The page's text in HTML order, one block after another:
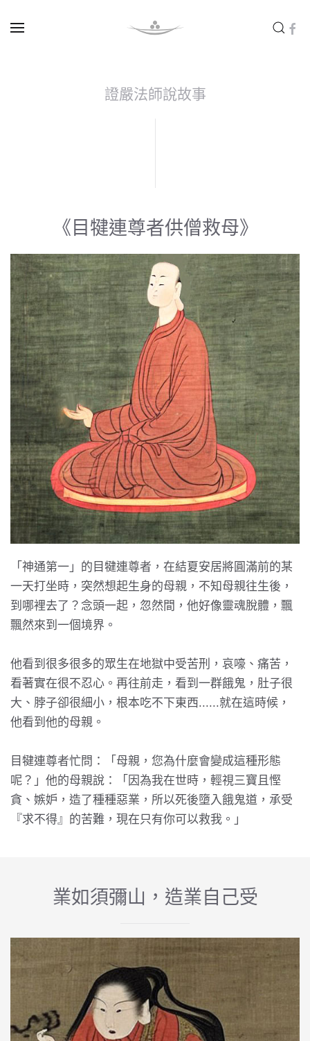
證嚴法師說故事
《目犍連尊者供僧救母》
「神通第一」的目犍連尊者，在結夏安居將圓滿前的某
一天打坐時，突然想起生身的母親，不知母親往生後，
到哪裡去了？念頭一起，忽然間，他好像靈魂脫體，飄
飄然來到一個境界。
他看到很多很多的眾生在地獄中受苦刑，哀嚎、痛苦，
看著實在很不忍心。再往前走，看到一群餓鬼，肚子很
大、脖子卻很細小，根本吃不下東西......就在這時候，
他看到他的母親。
目犍連尊者忙問：「母親，您為什麼會變成這種形態
呢？」他的母親說：「因為我在世時，輕視三寶且慳
貪、嫉妒，造了種種惡業，所以死後墮入餓鬼道，承受
『求不得』的苦難，現在只有你可以救我。」
業如須彌山，造業自己受